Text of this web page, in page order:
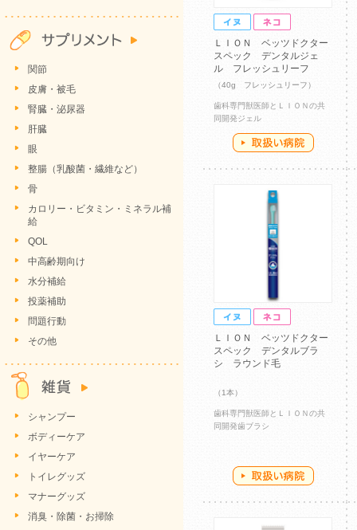
ＬＩＯＮ ベッツドクター
スペック デンタルジェ
ル フレッシュリーフ
（40g フレッシュリーフ）
歯科専門獣医師とＬＩＯＮの共
同開発ジェル
ＬＩＯＮ ベッツドクター
スペック デンタルブラ
シ ラウンド毛
（1本）
歯科専門獣医師とＬＩＯＮの共
同開発歯ブラシ
関節
皮膚・被毛
腎臓・泌尿器
肝臓
眼
整腸（乳酸菌・繊維など）
骨
カロリー・ビタミン・ミネラル補
給
QOL
中高齢期向け
水分補給
投薬補助
問題行動
その他
シャンプー
ボディーケア
イヤーケア
トイレグッズ
マナーグッズ
消臭・除菌・お掃除